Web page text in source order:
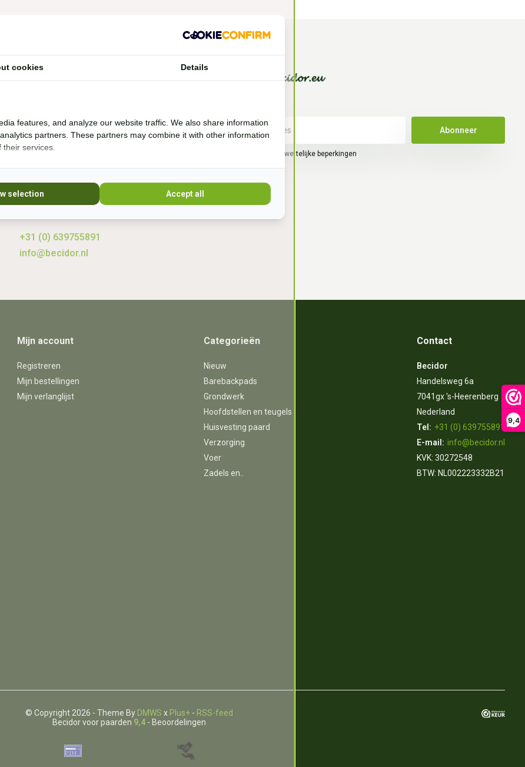
9,4
Vragen?
Ik ben het best te bereiken via Whatsapp.
Ik help je graag. Ik probeer veel producten zelf
10 jaar ijzerloos en wonen in een paddock
paradise. Sinds 20
+31 (0) 639755891
info@becidor.nl
Abonneer
* Lees hier de wettelijke beperkingen
Mijn account
Registreren
Mijn bestellingen
Mijn verlanglijst
Categorieën
Nieuw
Barebackpads
Grondwerk
Hoofdstellen en teugels
Huisvesting paard
Verzorging
Voer
Zadels en..
Contact
Becidor
Handelsweg 6a
7041gx 's-Heerenberg
Nederland
Tel: +31 (0) 639755891
E-mail: info@becidor.nl
KVK: 30272548
BTW: NL002223332B21
© Copyright 2026 - Theme By DMWS x Plus+ - RSS-feed
Becidor voor paarden 9,4 - Beoordelingen
cookies Details
features, and analyze our website traffic. We also share information
partners. These partners may combine it with other information
services.
selection Accept all